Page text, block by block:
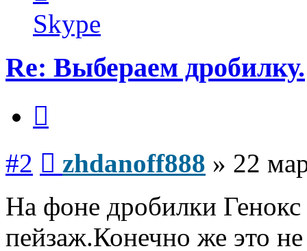
zhdanoff888
Skype
Re: Выбераем дробилку.
#2 zhdanoff888 » 22
На фоне дробилки
пейзаж.Конечно же это